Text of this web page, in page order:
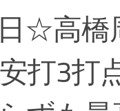
日☆高
打3打